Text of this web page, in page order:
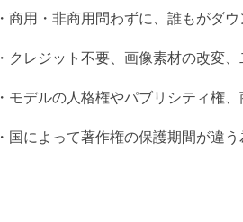
・商用・非商用問わずに、誰もがダ
・クレジット不要、画像素材の改変
・モデルの人格権やパブリシティ権
・国によって著作権の保護期間が違